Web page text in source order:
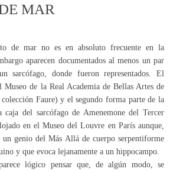
MAR
de mar no es en absoluto frecuente en la
aparecen documentados al menos un par
sarcófago, donde fueron representados. El
Museo de la Real Academia de Bellas Artes de
Faure) y el segundo forma parte de la
caja del sarcófago de Amenemone del Tercer
en el Museo del Louvre en París aunque,
un genio del Más Allá de cuerpo serpentiforme
y que evoca lejanamente a un hippocampo.
lógico pensar que, de algún modo, se